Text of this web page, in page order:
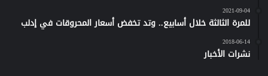
2021-09-04
للمرة الثالثة خلال أسابيع.. وتد تخفض أسعار المحروقات في إدلب
2018-06-14
نشرات الأخبار